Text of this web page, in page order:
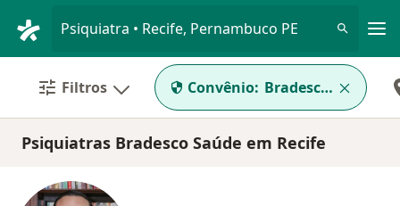
Psiquiatra • Recife, Pernambuco PE
Filtros Convênio: Bradesco Saúde
Psiquiatras Bradesco Saúde em Recife